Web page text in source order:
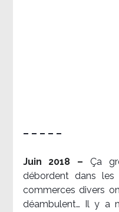
– – – – –
Juin 2018 – Ça
débordent dans
commerces divers
déambulent… Il y a